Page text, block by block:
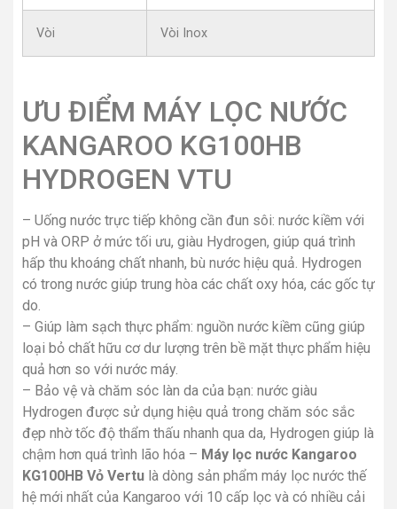
Vòi Vòi Inox
ƯU ĐIỂM MÁY LỌC NƯỚC
KANGAROO KG100HB
HYDROGEN VTU
– Uống nước trực tiếp không cần đun sôi: nước kiềm với
pH và ORP ở mức tối ưu, giàu Hydrogen, giúp quá trình
hấp thu khoáng chất nhanh, bù nước hiệu quả. Hydrogen
có trong nước giúp trung hòa các chất oxy hóa, các gốc tự
do.
– Giúp làm sạch thực phẩm: nguồn nước kiềm cũng giúp
loại bỏ chất hữu cơ dư lượng trên bề mặt thực phẩm hiệu
quả hơn so với nước máy.
– Bảo vệ và chăm sóc làn da của bạn: nước giàu
Hydrogen được sử dụng hiệu quả trong chăm sóc sắc
đẹp nhờ tốc độ thẩm thấu nhanh qua da, Hydrogen giúp là
chậm hơn quá trình lão hóa – Máy lọc nước Kangaroo
KG100HB Vỏ Vertu là dòng sản phẩm máy lọc nước thế
hệ mới nhất của Kangaroo với 10 cấp lọc và có nhiều cải